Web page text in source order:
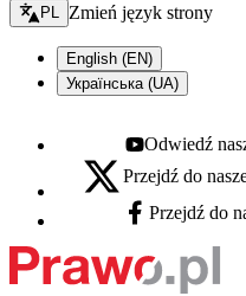
Zmień język - bieżący:
PL Zmień język strony
English (EN)
Українська (UA)
Youtube - otwiera
Odwiedź
X - otwiera się w nowej
Przejdź do
Facebook - otwiera
Przejdź do